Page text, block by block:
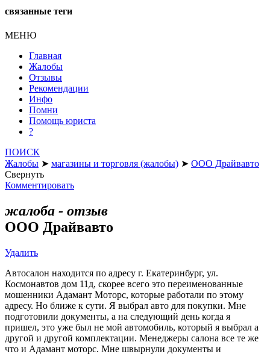
связанные теги
МЕНЮ
Главная
Жалобы
Отзывы
Рекомендации
Инфо
Помни
Помощь юриста
?
ПОИСК
Жалобы ➤ магазины и торговля (жалобы) ➤ ООО Драйвавто
Свернуть
Комментировать
жалоба - отзыв
ООО Драйвавто
Удалить
Автосалон находится по адресу г. Екатеринбург, ул.
Космонавтов дом 11д, скорее всего это переименованные
мошенники Адамант Моторс, которые работали по этому
адресу. Но ближе к сути. Я выбрал авто для покупки. Мне
подготовили документы, а на следующий день когда я
пришел, это уже был не мой автомобиль, который я выбрал а
другой и другой комплектации. Менеджеры салона все те же
что и Адамант моторс. Мне швырнули документы и